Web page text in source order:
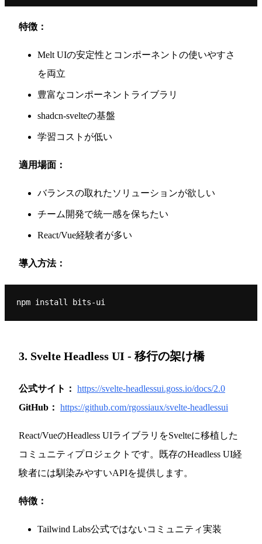
特徴：
Melt UIの安定性とコンポーネントの使いやすさ
を両立
豊富なコンポーネントライブラリ
shadcn-svelteの基盤
学習コストが低い
適用場面：
バランスの取れたソリューションが欲しい
チーム開発で統一感を保ちたい
React/Vue経験者が多い
導入方法：
npm install bits-ui
3. Svelte Headless UI - 移行の架け橋
公式サイト： https://svelte-headlessui.goss.io/docs/2.0
GitHub： https://github.com/rgossiaux/svelte-headlessui
React/VueのHeadless UIライブラリをSvelteに移植した
コミュニティプロジェクトです。既存のHeadless UI経
験者には馴染みやすいAPIを提供します。
特徴：
Tailwind Labs公式ではないコミュニティ実装